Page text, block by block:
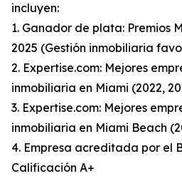
incluyen:
1. Ganador de plata: Premios
2025 (Gestión inmobiliaria
2. Expertise.com: Mejores
inmobiliaria en Miami (2022,
3. Expertise.com: Mejores
inmobiliaria en Miami Beach
4. Empresa acreditada por el
Calificación A+